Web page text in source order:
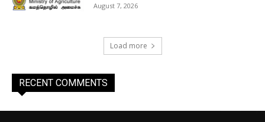
August 7, 2026
Load more
RECENT COMMENTS